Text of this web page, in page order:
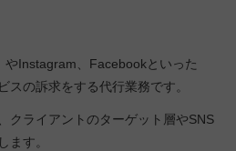
やInstagram、Facebookといった
スの訴求をする代行業務です。
クライアントのターゲット層やSNS
ます。